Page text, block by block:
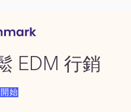
EDM 行銷
始